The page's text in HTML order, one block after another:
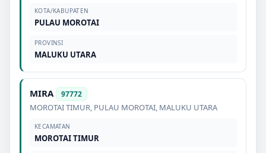
KOTA/KABUPATEN
PULAU MOROTAI
PROVINSI
MALUKU UTARA
MIRA 97772
MOROTAI TIMUR, PULAU MOROTAI, MALUKU UTARA
KECAMATAN
MOROTAI TIMUR